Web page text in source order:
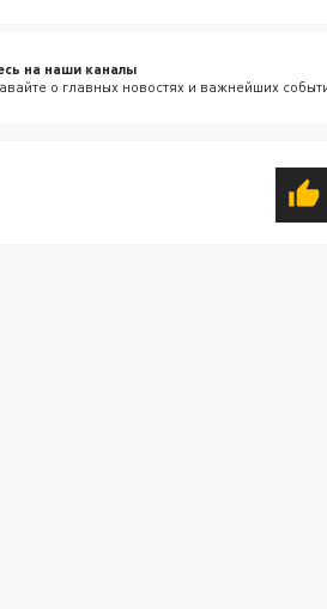
на наши каналы
о главных новостях и важнейших